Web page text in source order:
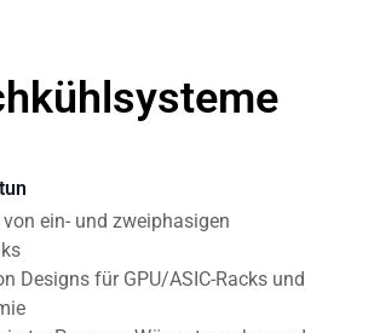
ein- und zweiphasigen
Designs für GPU/ASIC-Racks und